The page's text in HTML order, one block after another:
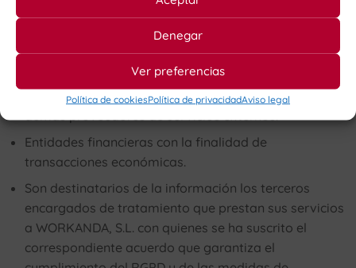
Denegar
Ver preferencias
Política de cookiesPolítica de privacidadAviso legal
Personas y organizaciones relacionadas con el
responsable del tratamiento, con la finalidad de
prestar servicios externos a la empresa como:
asesoría, informática, consultores, auditores,
seguros, prevención riesgos laborales, abogados y
demás proveedores de servicios externos.
Entidades financieras con la finalidad de
transacciones económicas.
Son destinatarios de la información los terceros
encargados de tratamiento que prestan sus servicios
a WORKANDA, S.L. con quienes se ha suscrito el
correspondiente acuerdo que garantiza el